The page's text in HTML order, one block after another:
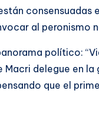
consensuadas
al peronismo
político:
delegue en la
que el